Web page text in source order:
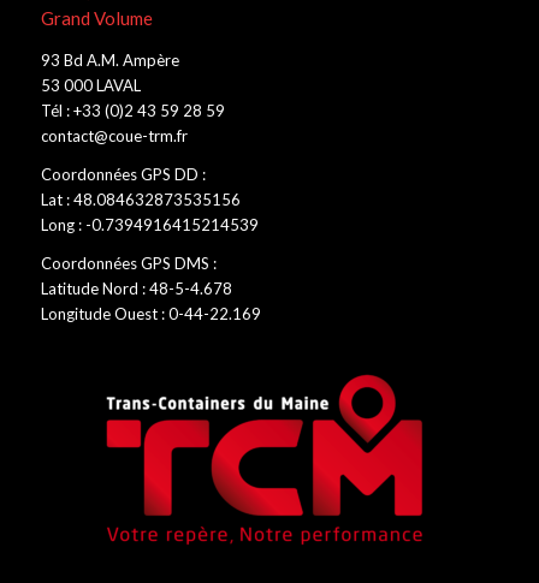
Grand Volume
93 Bd A.M. Ampère
53 000 LAVAL
Tél : +33 (0)2 43 59 28 59
contact@coue-trm.fr
Coordonnées GPS DD :
Lat : 48.084632873535156
Long : -0.7394916415214539
Coordonnées GPS DMS :
Latitude Nord : 48-5-4.678
Longitude Ouest : 0-44-22.169